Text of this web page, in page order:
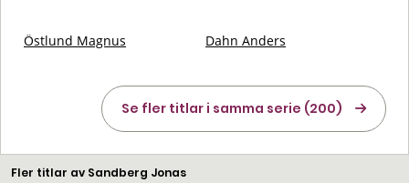
Östlund Magnus Dahn Anders
Se fler titlar i samma serie (200)
Fler titlar av Sandberg Jonas